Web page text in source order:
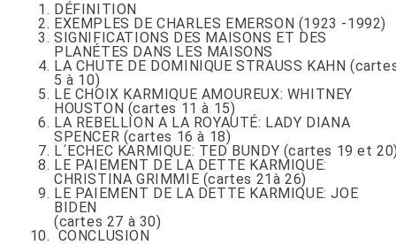
DÉFINITION
EXEMPLES DE CHARLES EMERSON (1923 -1992)
SIGNIFICATIONS DES MAISONS ET DES
PLANÉTES DANS LES MAISONS
LA CHUTE DE DOMINIQUE STRAUSS KAHN
5 à 10)
LE CHOIX KARMIQUE AMOUREUX: WHITNEY
HOUSTON (cartes 11 à 15)
LA REBELLION A LA ROYAUTÉ: LADY DIANA
SPENCER (cartes 16 à 18)
L´ECHEC KARMIQUE: TED BUNDY (cartes 19 et
LE PAIEMENT DE LA DETTE KARMIQUE:
CHRISTINA GRIMMIE (cartes 21à 26)
LE PAIEMENT DE LA DETTE KARMIQUE: JOE
BIDEN
(cartes 27 à 30)
CONCLUSION